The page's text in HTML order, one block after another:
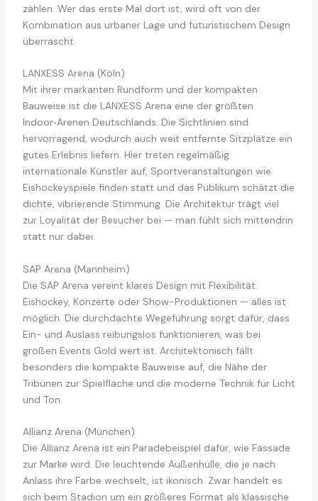
zählen. Wer das erste Mal dort ist, wird oft von der
Kombination aus urbaner Lage und futuristischem Design
überrascht.
LANXESS Arena (Köln)
Mit ihrer markanten Rundform und der kompakten
Bauweise ist die LANXESS Arena eine der größten
Indoor‑Arenen Deutschlands. Die Sichtlinien sind
hervorragend, wodurch auch weit entfernte Sitzplätze ein
gutes Erlebnis liefern. Hier treten regelmäßig
internationale Künstler auf, Sportveranstaltungen wie
Eishockeyspiele finden statt und das Publikum schätzt die
dichte, vibrierende Stimmung. Die Architektur trägt viel
zur Loyalität der Besucher bei — man fühlt sich mittendrin
statt nur dabei.
SAP Arena (Mannheim)
Die SAP Arena vereint klares Design mit Flexibilität:
Eishockey, Konzerte oder Show-Produktionen — alles ist
möglich. Die durchdachte Wegeführung sorgt dafür, dass
Ein- und Auslass reibungslos funktionieren, was bei
großen Events Gold wert ist. Architektonisch fällt
besonders die kompakte Bauweise auf, die Nähe der
Tribünen zur Spielfläche und die moderne Technik für Licht
und Ton.
Allianz Arena (München)
Die Allianz Arena ist ein Paradebeispiel dafür, wie Fassade
zur Marke wird. Die leuchtende Außenhülle, die je nach
Anlass ihre Farbe wechselt, ist ikonisch. Zwar handelt es
sich beim Stadion um ein größeres Format als klassische